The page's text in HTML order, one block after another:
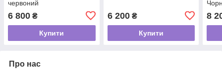
червоний
6 800 ₴
Купити
6 200₴
Купити
8
Про нас